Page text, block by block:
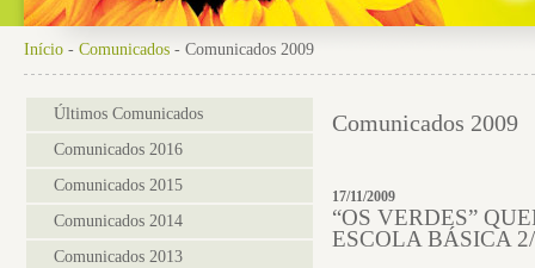
Início - Comunicados - Comunicados 2009
Últimos Comunicados
Comunicados 2016
Comunicados 2015
Comunicados 2014
Comunicados 2013
Comunicados 2009
17/11/2009
“OS VERDES”
ESCOLA BÁSICA